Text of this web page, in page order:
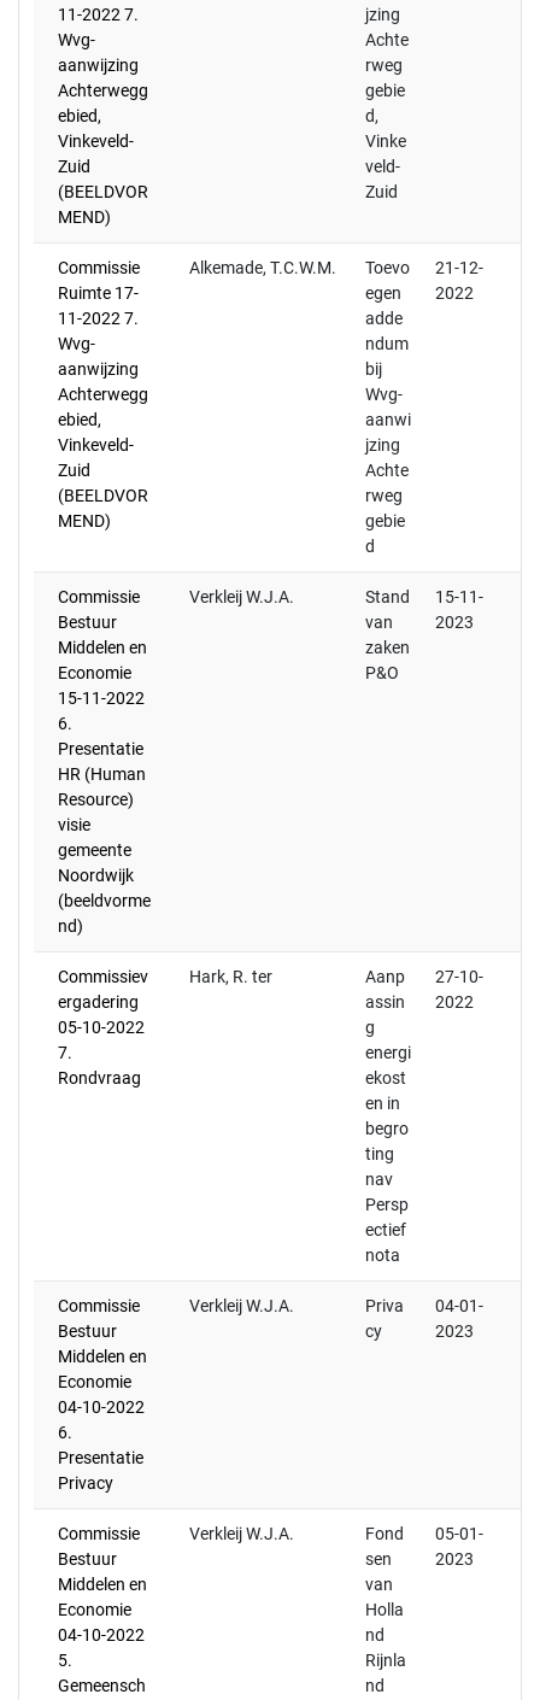
11-2022 7.
Wvg-
aanwijzing
Achterwegg
ebied,
Vinkeveld-
Zuid
(BEELDVOR
MEND)
jzing
Achte
rweg
gebie
d,
Vinke
veld-
Zuid
Commissie
Ruimte 17-
11-2022 7.
Wvg-
aanwijzing
Achterwegg
ebied,
Vinkeveld-
Zuid
(BEELDVOR
MEND)
Alkemade, T.C.W.M.
Toevo
egen
adde
ndum
bij
Wvg-
aanwi
jzing
Achte
rweg
gebie
d
21-12-
2022
Commissie
Bestuur
Middelen en
Economie
15-11-2022
6.
Presentatie
HR (Human
Resource)
visie
gemeente
Noordwijk
(beeldvorme
nd)
Verkleij W.J.A.
Stand
van
zaken
P&O
15-11-
2023
Commissiev
ergadering
05-10-2022
7.
Rondvraag
Hark, R. ter
Aanp
assin
g
energi
ekost
en in
begro
ting
nav
Persp
ectief
nota
27-10-
2022
Commissie
Bestuur
Middelen en
Economie
04-10-2022
6.
Presentatie
Privacy
Verkleij W.J.A.
Priva
cy
04-01-
2023
Commissie
Bestuur
Middelen en
Economie
04-10-2022
5.
Gemeensch
Verkleij W.J.A.
Fond
sen
van
Holla
nd
Rijnla
nd
05-01-
2023